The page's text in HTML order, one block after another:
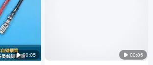
 00:05  00:05